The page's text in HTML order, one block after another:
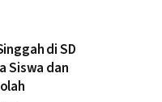
di SD
Siswa dan